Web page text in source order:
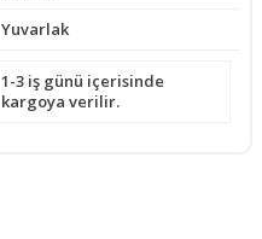
Yuvarlak
1-3 iş günü içerisinde
kargoya verilir.